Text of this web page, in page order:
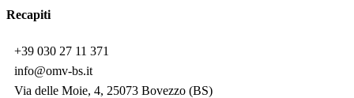
Recapiti
+39 030 27 11 371
info@omv-bs.it
Via delle Moie, 4, 25073 Bovezzo (BS)